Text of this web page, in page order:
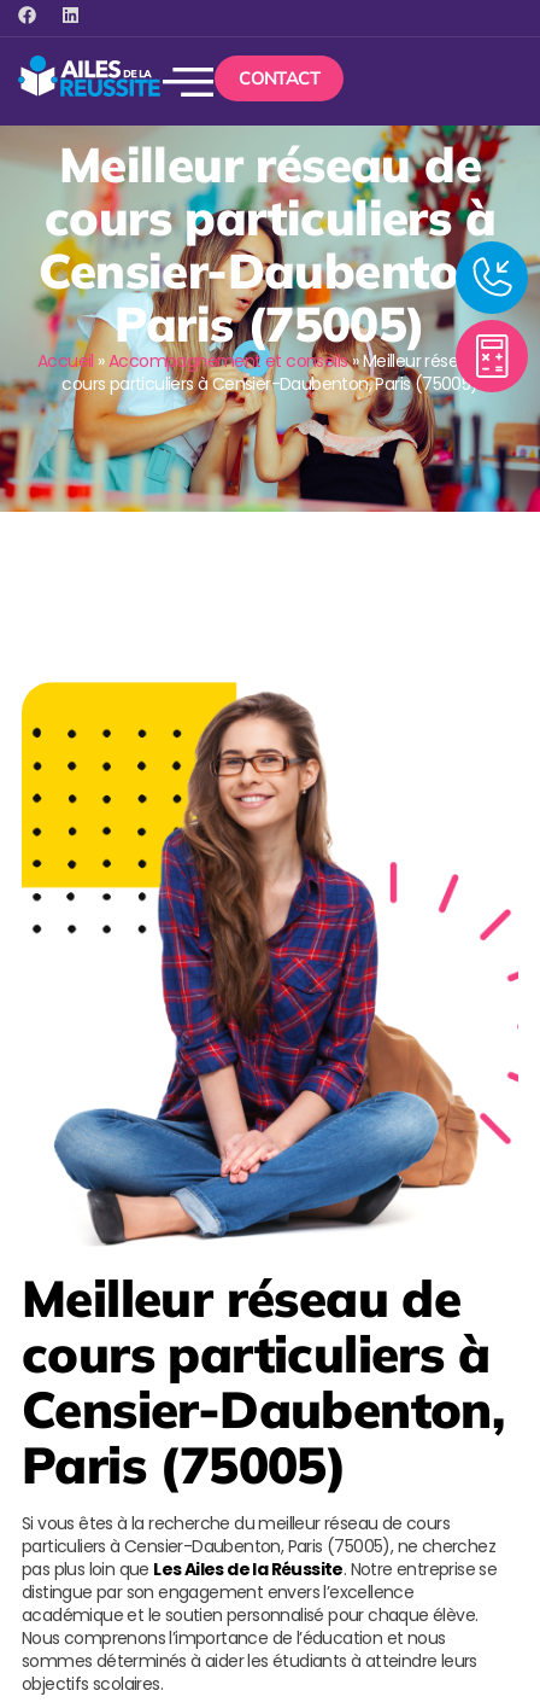
CONTACT
Meilleur réseau de
cours particuliers à
Censier-Daubenton,
Paris (75005)
Accueil »Accompagnement et conseils»Meilleur réseau de
cours particuliers à Censier-Daubenton, Paris (75005)
Meilleur réseau de
cours particuliers à
Censier-Daubenton,
Paris (75005)
Si vous êtes à la recherche du meilleur réseau de cours
particuliers à Censier-Daubenton, Paris (75005), ne cherchez
pas plus loin que Les Ailes de la Réussite. Notre entreprise se
distingue par son engagement envers l’excellence
académique et le soutien personnalisé pour chaque élève.
Nous comprenons l’importance de l’éducation et nous
sommes déterminés à aider les étudiants à atteindre leurs
objectifs scolaires.